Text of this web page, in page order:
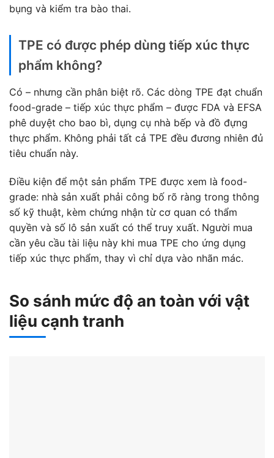
bụng và kiểm tra bào thai.
TPE có được phép dùng tiếp xúc thực
phẩm không?
Có – nhưng cần phân biệt rõ. Các dòng TPE đạt chuẩn
food-grade – tiếp xúc thực phẩm – được FDA và EFSA
phê duyệt cho bao bì, dụng cụ nhà bếp và đồ đựng
thực phẩm. Không phải tất cả TPE đều đương nhiên đủ
tiêu chuẩn này.
Điều kiện để một sản phẩm TPE được xem là food-
grade: nhà sản xuất phải công bố rõ ràng trong thông
số kỹ thuật, kèm chứng nhận từ cơ quan có thẩm
quyền và số lô sản xuất có thể truy xuất. Người mua
cần yêu cầu tài liệu này khi mua TPE cho ứng dụng
tiếp xúc thực phẩm, thay vì chỉ dựa vào nhãn mác.
So sánh mức độ an toàn với vật
liệu cạnh tranh